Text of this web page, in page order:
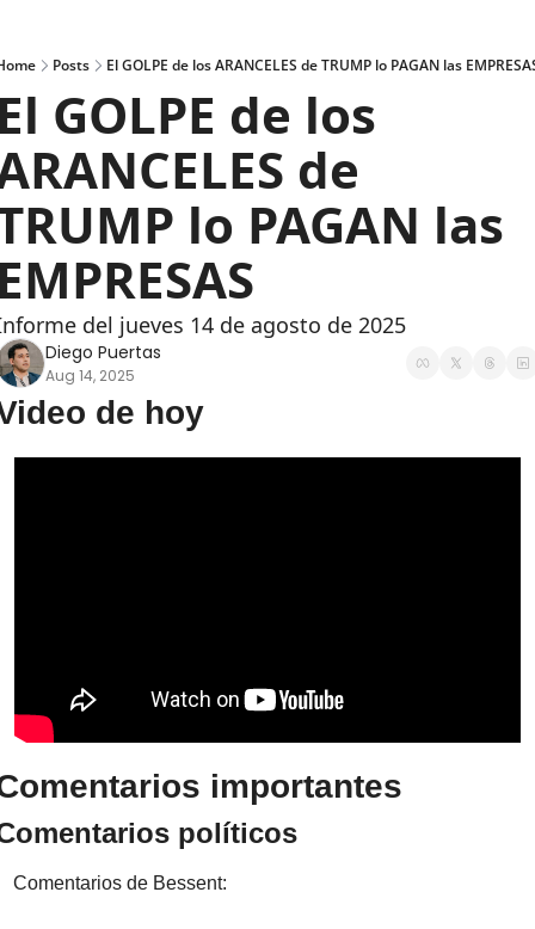
Posts El GOLPE de los ARANCELES de TRUMP lo PAGAN las
GOLPE de los
de
lo PAGAN las
del jueves 14 de agosto de 2025
Diego Puertas
Aug 14, 2025
de hoy
importantes
políticos
Comentarios de Bessent: